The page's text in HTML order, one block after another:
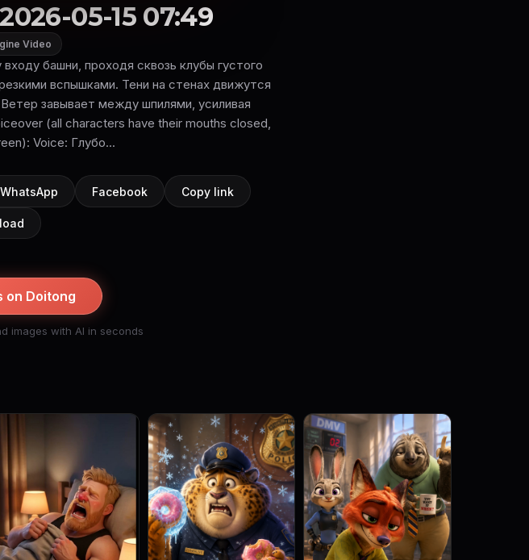
05-15 07:49
Video
башни, проходя сквозь клубы густого
вспышками. Тени на стенах движутся
завывает между шпилями, усиливая
(all characters have their mouths closed,
Voice: Глубо...
WhatsApp Facebook Copy link
on Doitong
images with AI in seconds